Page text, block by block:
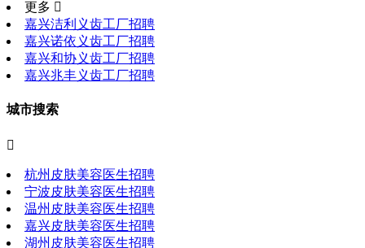
更多 
嘉兴洁利义齿工厂招聘
嘉兴诺依义齿工厂招聘
嘉兴和协义齿工厂招聘
嘉兴兆丰义齿工厂招聘
城市搜索

杭州皮肤美容医生招聘
宁波皮肤美容医生招聘
温州皮肤美容医生招聘
嘉兴皮肤美容医生招聘
湖州皮肤美容医生招聘